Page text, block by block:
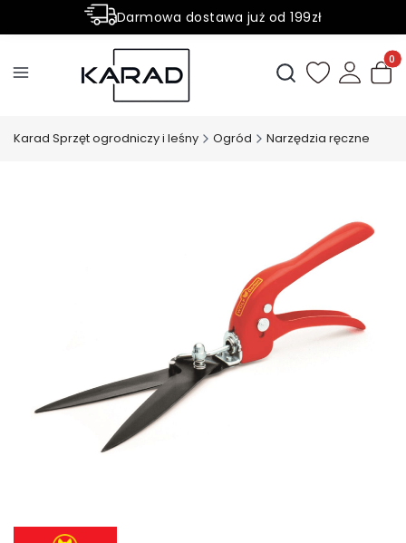
Darmowa dostawa już od 199zł
Rabaty -50% na wybrane produkty
Otwórz
Karad Sprzęt ogrodniczy i leśny Ogród Narzędzia ręczne